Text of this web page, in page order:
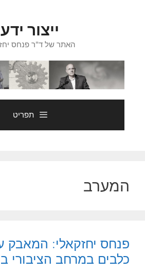
ייצור ידע
האתר של ד"ר פנחס
תפריט
המערב
פנחס יחזקאלי: המאבק
כלבים במרחב הציבורי